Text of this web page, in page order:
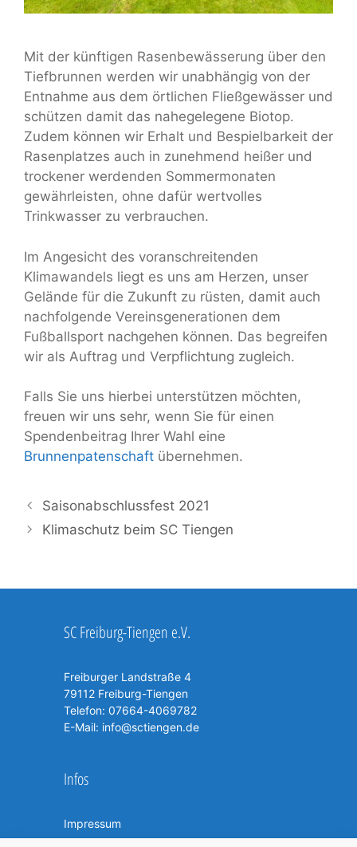
Mit der künftigen Rasenbewässerung über den
Tiefbrunnen werden wir unabhängig von der
Entnahme aus dem örtlichen Fließgewässer und
schützen damit das nahegelegene Biotop.
Zudem können wir Erhalt und Bespielbarkeit der
Rasenplatzes auch in zunehmend heißer und
trockener werdenden Sommermonaten
gewährleisten, ohne dafür wertvolles
Trinkwasser zu verbrauchen.
Im Angesicht des voranschreitenden
Klimawandels liegt es uns am Herzen, unser
Gelände für die Zukunft zu rüsten, damit auch
nachfolgende Vereinsgenerationen dem
Fußballsport nachgehen können. Das begreifen
wir als Auftrag und Verpflichtung zugleich.
Falls Sie uns hierbei unterstützen möchten,
freuen wir uns sehr, wenn Sie für einen
Spendenbeitrag Ihrer Wahl eine
Brunnenpatenschaft übernehmen.
Saisonabschlussfest 2021
Klimaschutz beim SC Tiengen
SC Freiburg-Tiengen e.V.
Freiburger Landstraße 4
79112 Freiburg-Tiengen
Telefon: 07664-4069782
E-Mail: info@sctiengen.de
Infos
Impressum